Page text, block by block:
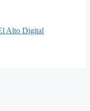
Alto Digital